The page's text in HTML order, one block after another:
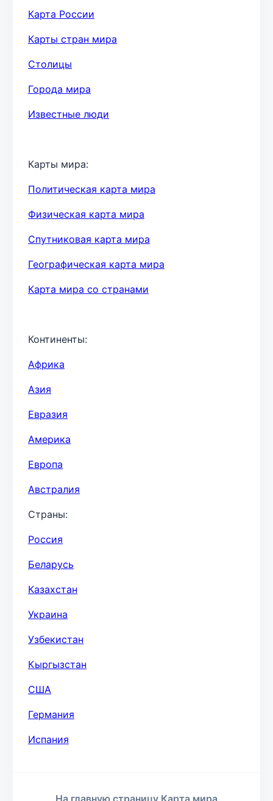
Карта России
Карты стран мира
Столицы
Города мира
Известные люди
Карты мира:
Политическая карта мира
Физическая карта мира
Спутниковая карта мира
Географическая карта мира
Карта мира со странами
Континенты:
Африка
Азия
Евразия
Америка
Европа
Австралия
Страны:
Россия
Беларусь
Казахстан
Украина
Узбекистан
Кыргызстан
США
Германия
Испания